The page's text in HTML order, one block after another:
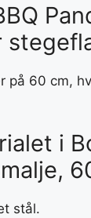
på 60 cm,
i
stål.